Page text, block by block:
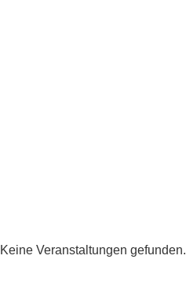
Keine Veranstaltungen gefunden.